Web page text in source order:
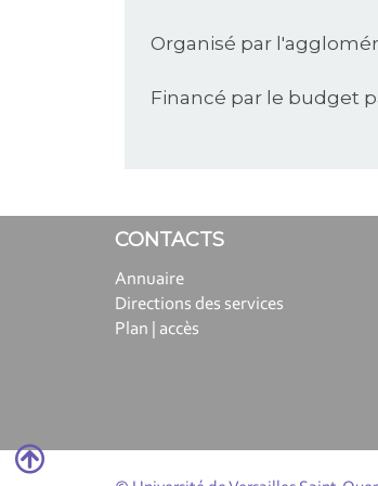
Organisé par
Financé par le budget
CONTACTS
Annuaire
Directions des services
Plan | accès